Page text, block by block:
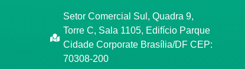
Setor Comercial Sul, Quadra 9,
Torre C, Sala 1105, Edifício Parque
Cidade Corporate Brasília/DF CEP:
70308-200